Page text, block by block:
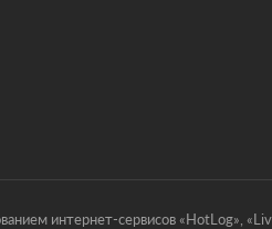
интернет-сервисов «HotLog»,